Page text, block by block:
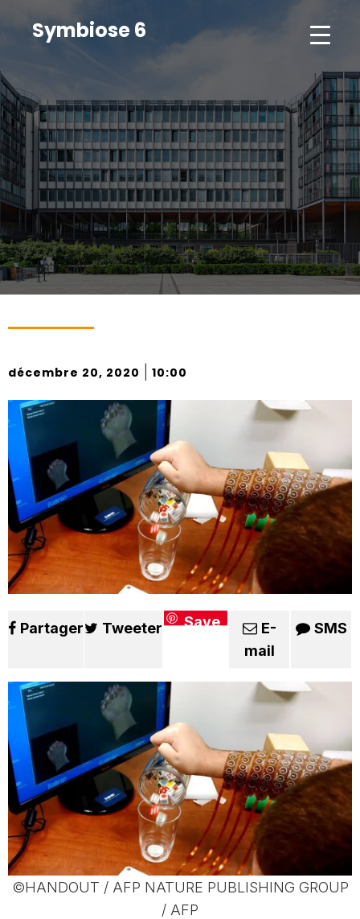
Symbiose 6
décembre 20, 2020 10:00
Partager Tweeter Save
E-
mail
SMS
©HANDOUT / AFP NATURE PUBLISHING GROUP
/ AFP